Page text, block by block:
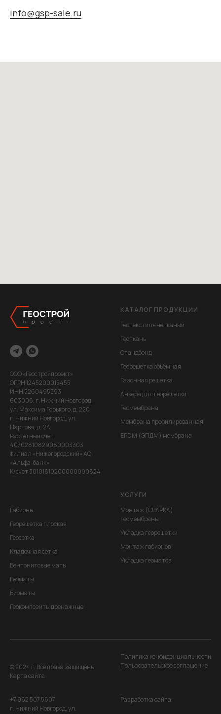
info@gsp-sale.ru
ООО «Геостройпроект»
ОГРН 1245200015455
ИНН 5260495393
603006, г. Нижний Новгород,
ул. Максима Горького, д. 220
г. Нижний Новгород, ул.
Нартова,,д. 2А
Расчетный счет
40702810829080003303
Филиал «Нижегородский» АО
«Альфа-банк»
К/счет 30101810200000000824
КАТАЛОГ ПРОДУКЦИИ
Геотекстиль нетканый
Геоткань
Спандбонд
Георешетка объёмная
Газонная решетка
Анкера для георешетки
Геомембрана
Мембрана профилированная
EPDM (ЭПДМ) мембрана
Габионы
Георешетка плоская
Геосетка
Кладочная сетка
Бентонитовые маты
Геоматы
Биоматы
Геокомпозиты дренажные
УСЛУГИ
Монтаж (СВАРКА)
геомембраны
Укладка георешетки
Монтаж габионов
Укладка геоматов
© 2024 г. Все права защищены
Карта сайта
Политика конфиденциальности
Пользовательское соглашение
+7 962 507 5607
г. Нижний Новгород, ул.
Разработка сайта